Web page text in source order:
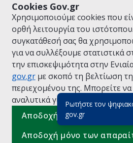
Ρωτήστε τον
gov.gr(πάτησε για
Cookies Gov.gr
Χρησιμοποιούμε cookies που
ορθή λειτουργία του
συγκατάθεσή σας θα
για να συλλέξουμε στατιστικά
την επισκεψιμότητα στην
gov.gr με σκοπό τη βελτίωση
περιεχομένου της. Μπορείτε
αναλυτικά για την Πολιτική
Αποδοχή όλων
Αποδοχή μόνο των
Όροι Χρήσης
Πολιτική Απορρήτου
Δήλωση προσβασιμότητας
Πολιτική cookies
Προτάσεις για το gov.gr
Υλοποίηση από το Υπουργείο
Διακυβέρνησης
Ελληνικά |Αγγλικά